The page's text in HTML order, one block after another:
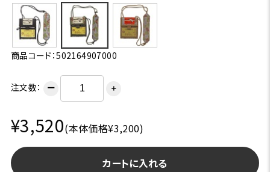
商品コード：502164907000
注文数： ー ＋
¥3,520(本体価格¥3,200)
カートに入れる